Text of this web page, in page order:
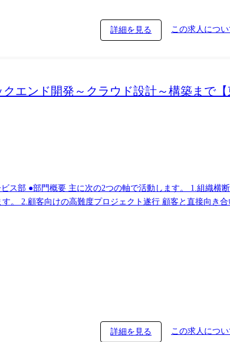
詳細を見る この求人につ
エンド開発～クラウド設計～構築まで【
門家とし
。 2.顧客向けの高難度プロジェクト遂行 顧客と直接向き
詳細を見る この求人につ